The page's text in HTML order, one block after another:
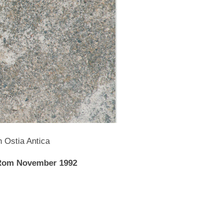
Ostia Antica
November 1992